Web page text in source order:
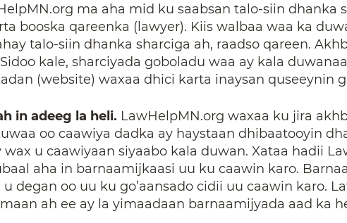
ma aha mid ku saabsan talo-siin dhanka
booska qareenka (lawyer). Kiis walbaa waa ka
talo-siin dhanka sharciga ah, raadso qareen.
kale, sharciyada goboladu waa ay kala
(website) waxaa dhici karta inaysan quseeynin
in adeeg la heli. LawHelpMN.org waxaa ku jira
oo caawiya dadka ay haystaan dhibaatooyin
u caawiyaan siyaabo kala duwan. Xataa hadii
aha in barnaamijkaasi uu ku caawin karo.
degan oo uu ku go’aansado cidii uu caawin karo.
ah ee ay la yimaadaan barnaamijyada aad ka